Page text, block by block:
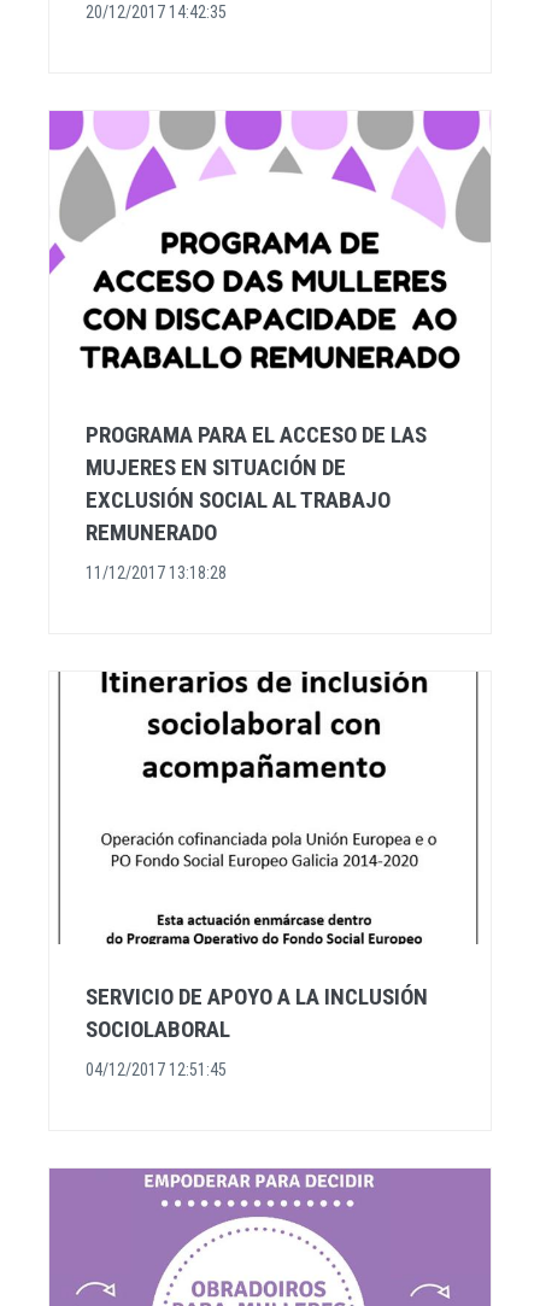
20/12/2017 14:42:35
PROGRAMA PARA EL ACCESO DE LAS
MUJERES EN SITUACIÓN DE
EXCLUSIÓN SOCIAL AL TRABAJO
REMUNERADO
11/12/2017 13:18:28
SERVICIO DE APOYO A LA INCLUSIÓN
SOCIOLABORAL
04/12/2017 12:51:45